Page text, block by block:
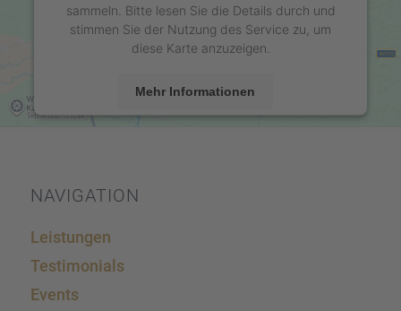
sammeln. Bitte lesen Sie die Details durch und
stimmen Sie der Nutzung des Service zu, um
diese Karte anzuzeigen.
Mehr Informationen
NAVIGA­TION
Leistun­gen
Testi­mo­ni­als
Events